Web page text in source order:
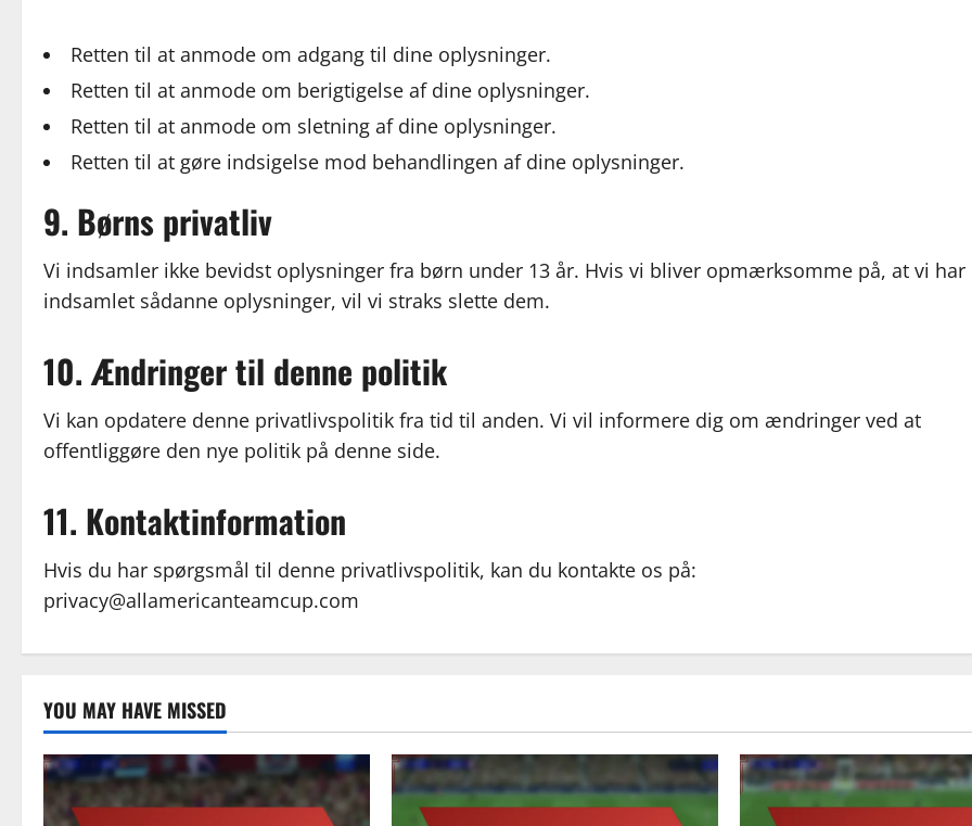
Retten til at anmode om adgang til dine oplysninger.
Retten til at anmode om berigtigelse af dine oplysninger.
Retten til at anmode om sletning af dine oplysninger.
Retten til at gøre indsigelse mod behandlingen af dine oplysninger.
9. Børns privatliv
Vi indsamler ikke bevidst oplysninger fra børn under 13 år. Hvis vi bliver opmærksomme på, at vi har
indsamlet sådanne oplysninger, vil vi straks slette dem.
10. Ændringer til denne politik
Vi kan opdatere denne privatlivspolitik fra tid til anden. Vi vil informere dig om ændringer ved at
offentliggøre den nye politik på denne side.
11. Kontaktinformation
Hvis du har spørgsmål til denne privatlivspolitik, kan du kontakte os på:
privacy@allamericanteamcup.com
YOU MAY HAVE MISSED